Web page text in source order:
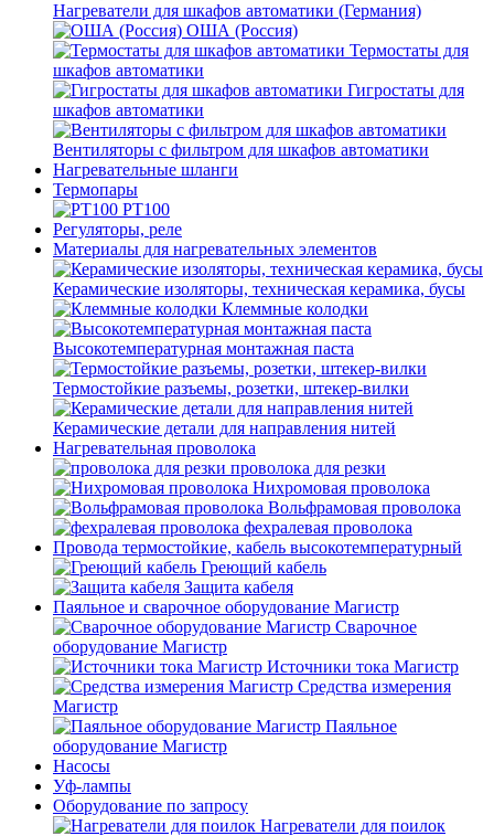
Нагреватели для шкафов автоматики (Германия)
ОША (Россия)
Термостаты для
шкафов автоматики
Гигростаты для
шкафов автоматики
Вентиляторы с фильтром для шкафов автоматики
Нагревательные шланги
Термопары
PT100
Регуляторы, реле
Материалы для нагревательных элементов
Керамические изоляторы, техническая керамика, бусы
Клеммные колодки
Высокотемпературная монтажная паста
Термостойкие разъемы, розетки, штекер-вилки
Керамические детали для направления нитей
Нагревательная проволока
проволока для резки
Нихромовая проволока
Вольфрамовая проволока
фехралевая проволока
Провода термостойкие, кабель высокотемпературный
Греющий кабель
Защита кабеля
Паяльное и сварочное оборудование Магистр
Сварочное
оборудование Магистр
Источники тока Магистр
Средства измерения
Магистр
Паяльное
оборудование Магистр
Насосы
Уф-лампы
Оборудование по запросу
Нагреватели для поилок